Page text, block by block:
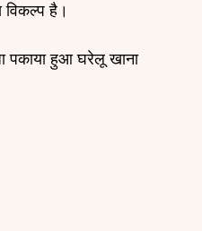
विकल्प है।
पकाया हुआ घरेलू खाना